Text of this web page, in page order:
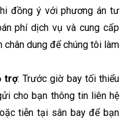
đồng ý với phương án tư
phí dịch vụ và cung cấp
chân dung để chúng tôi làm
trợ: Trước giờ bay tối thiểu
cho bạn thông tin liên hệ
tiễn tại sân bay để bạn